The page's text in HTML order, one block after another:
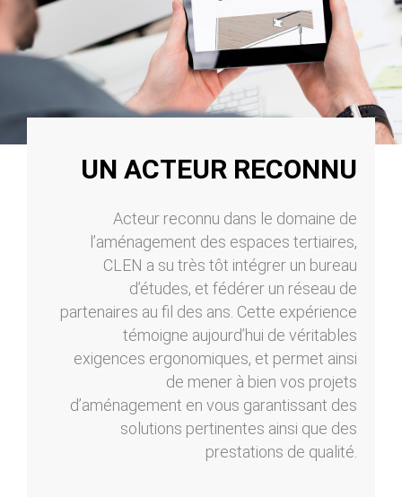
UN ACTEUR RECONNU
Acteur reconnu dans le domaine de
l’aménagement des espaces tertiaires,
CLEN a su très tôt intégrer un bureau
d’études, et fédérer un réseau de
partenaires au fil des ans. Cette expérience
témoigne aujourd’hui de véritables
exigences ergonomiques, et permet ainsi
de mener à bien vos projets
d’aménagement en vous garantissant des
solutions pertinentes ainsi que des
prestations de qualité.